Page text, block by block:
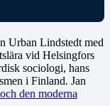
Urban Lindstedt med
vid Helsingfors
sociologi, hans
i Finland. Jan
den moderna